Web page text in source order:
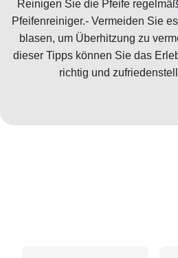
Reinigen Sie die Pfeife
Pfeifenreiniger.- Vermeiden Sie
blasen, um Überhitzung zu
dieser Tipps können Sie das
richtig und